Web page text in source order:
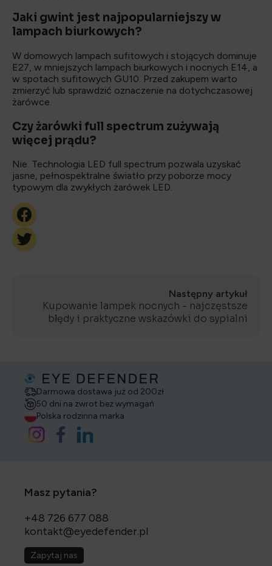
Jaki gwint jest najpopularniejszy w
lampach biurkowych?
W domowych lampach sufitowych i stojących dominuje
E27, w mniejszych lampach biurkowych i nocnych E14, a
w spotach sufitowych GU10. Przed zakupem warto
zmierzyć lub sprawdzić oznaczenie na dotychczasowej
żarówce.
Czy żarówki full spectrum zużywają
więcej prądu?
Nie. Technologia LED full spectrum pozwala uzyskać
jasne, pełnospektralne światło przy poborze mocy
typowym dla zwykłych żarówek LED.
Następny artykuł
Kupowanie lampek nocnych - najczęstsze
błędy i praktyczne wskazówki do sypialni
Darmowa dostawa już od 200zł
50 dni na zwrot bez wymagań
Polska rodzinna marka
Masz pytania?
+48 726 677 088
kontakt@eyedefender.pl
Zapytaj nas